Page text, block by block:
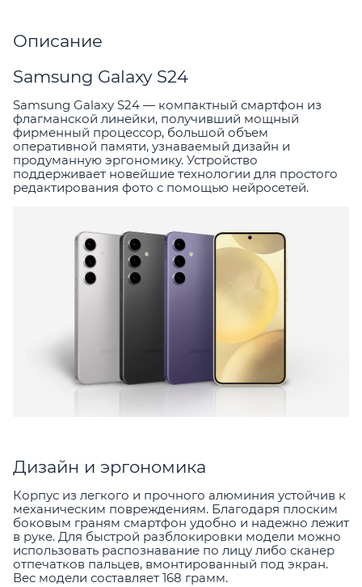
Описание
Samsung Galaxy S24
Samsung Galaxy S24 — компактный смартфон из
флагманской линейки, получивший мощный
фирменный процессор, большой объем
оперативной памяти, узнаваемый дизайн и
продуманную эргономику. Устройство
поддерживает новейшие технологии для простого
редактирования фото с помощью нейросетей.
Дизайн и эргономика
Корпус из легкого и прочного алюминия устойчив к
механическим повреждениям. Благодаря плоским
боковым граням смартфон удобно и надежно лежит
в руке. Для быстрой разблокировки модели можно
использовать распознавание по лицу либо сканер
отпечатков пальцев, вмонтированный под экран.
Вес модели составляет 168 грамм.